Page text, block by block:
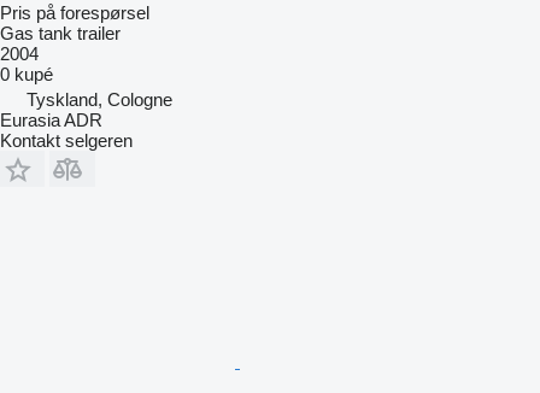
Pris på forespørsel
Gas tank trailer
2004
0 kupé
Tyskland, Cologne
Eurasia ADR
Kontakt selgeren